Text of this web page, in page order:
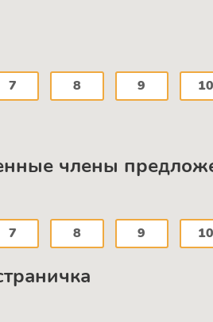
7 8 9 10
члены
7 8 9 10